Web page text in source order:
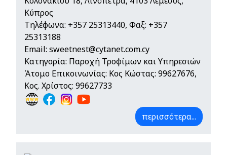
Κύπρος
Τηλέφωνα: +357 25313440, Φαξ: +357
25313188
Email: sweetnest@cytanet.com.cy
Κατηγορία: Παροχή Τροφίμων και Υπηρεσιών
Άτομο Επικοινωνίας: Κος Κώστας: 99627676,
Κος. Χρίστος: 99627733
περισσότερα...